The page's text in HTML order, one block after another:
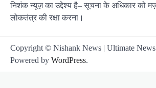
निशंक न्यूज़ का उद्देश्य है– सूचना के अधिकार को
लोकतंत्र की रक्षा करना।
Copyright © Nishank News | Ultimate
Powered by WordPress.